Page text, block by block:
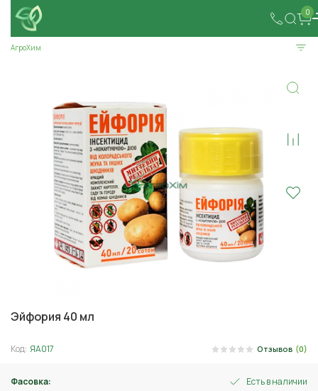
0
АгроХим
Эйфория 40 мл
Код: ЯА017 Отзывов (0)
Фасовка: Есть в наличии